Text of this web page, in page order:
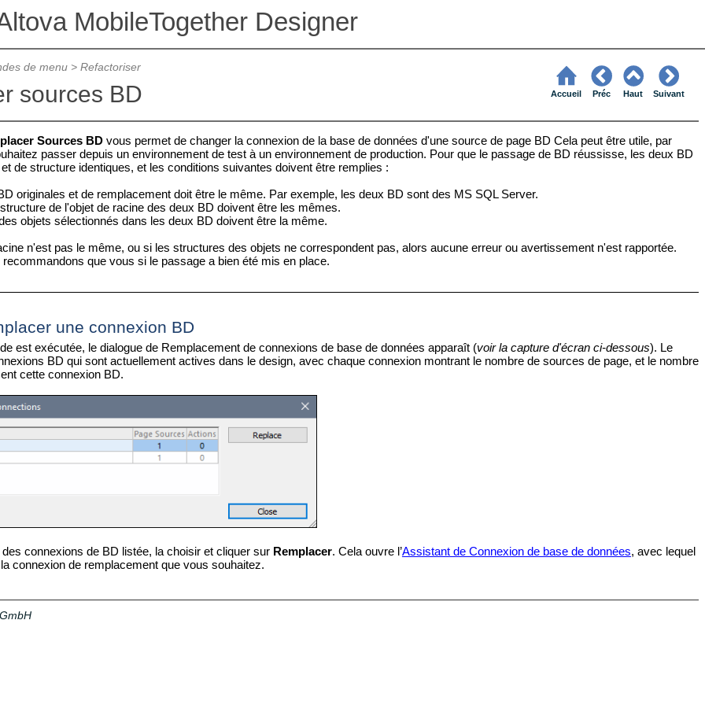
MobileTogether Designer
de menu> Refactoriser
sources BD Accueil Préc Haut Suivant
Sources BDvous permet de changer la connexion de la base de données d'une source de page BD Cela peut être utile, par
passer depuis un environnement de test à un environnement de production. Pour que le passage de BD réussisse, les deux BD
de structure identiques, et les conditions suivantes doivent être remplies :
originales et de remplacement doit être le même. Par exemple, les deux BD sont des MS SQL Server.
de l'objet de racine des deux BD doivent être les mêmes.
objets sélectionnés dans les deux BD doivent être la même.
n'est pas le même, ou si les structures des objets ne correspondent pas, alors aucune erreur ou avertissement n'est rapportée.
que vous si le passage a bien été mis en place.
une connexion BD
est exécutée, le dialogue de Remplacement de connexions de base de données apparaît (voir la capture d'écran ci-dessous). Le
BD qui sont actuellement actives dans le design, avec chaque connexion montrant le nombre de sources de page, et le nombre
cette connexion BD.
connexions de BD listée, la choisir et cliquer sur Remplacer. Cela ouvre l’Assistant de Connexion de base de données, avec lequel
connexion de remplacement que vous souhaitez.